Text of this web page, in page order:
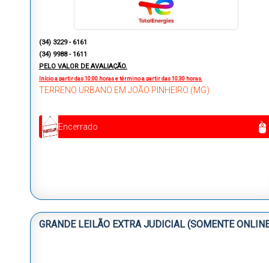
(34) 3229 - 6161
(34) 9988 - 1611
PELO VALOR DE AVALIAÇÃO.
Início a partir das 10:00 horas e término a partir das 10:30 horas.
TERRENO URBANO EM JOÃO PINHEIRO (MG)
Encerrado
GRANDE LEILÃO EXTRA JUDICIAL (SOMENTE